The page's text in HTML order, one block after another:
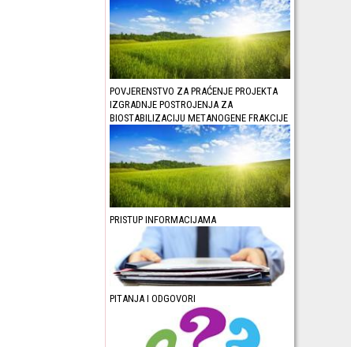
POVJERENSTVO ZA PRAĆENJE PROJEKTA
IZGRADNJE POSTROJENJA ZA
BIOSTABILIZACIJU METANOGENE FRAKCIJE
PRISTUP INFORMACIJAMA
PITANJA I ODGOVORI